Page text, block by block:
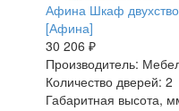
Афина Шкаф
[Афина]
30 206 ₽
Производитель:
Количество дверей: 2
Габаритная высота,